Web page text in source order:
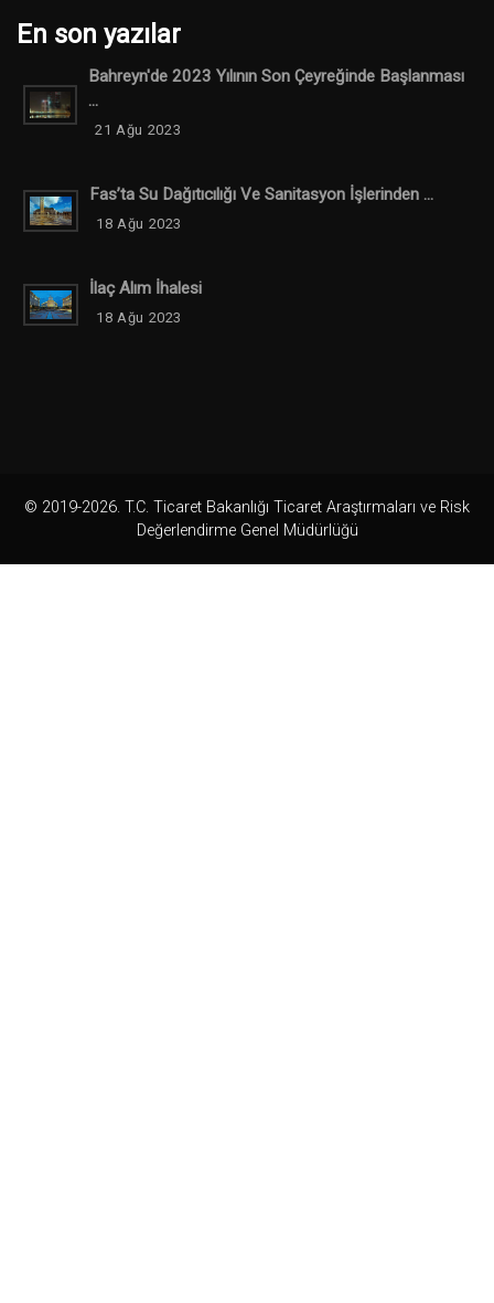
En son yazılar
Bahreyn'de 2023 Yılının Son Çeyreğinde Başlanması
...
21 Ağu 2023
Fas’ta Su Dağıtıcılığı Ve Sanitasyon İşlerinden ...
18 Ağu 2023
İlaç Alım İhalesi
18 Ağu 2023
© 2019-2026. T.C. Ticaret Bakanlığı Ticaret Araştırmaları ve Risk
Değerlendirme Genel Müdürlüğü